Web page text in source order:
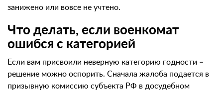
занижено или вовсе не учтено.
Что делать, если военкомат
ошибся с категорией
Если вам присвоили неверную категорию годности –
решение можно оспорить. Сначала жалоба подается в
призывную комиссию субъекта РФ в досудебном